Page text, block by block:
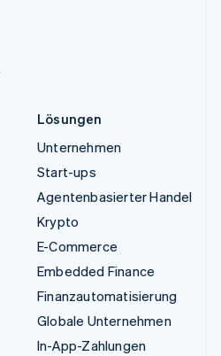
Lösungen
Unternehmen
Start-ups
Agentenbasierter Handel
Krypto
E-Commerce
Embedded Finance
Finanzautomatisierung
Globale Unternehmen
In-App-Zahlungen